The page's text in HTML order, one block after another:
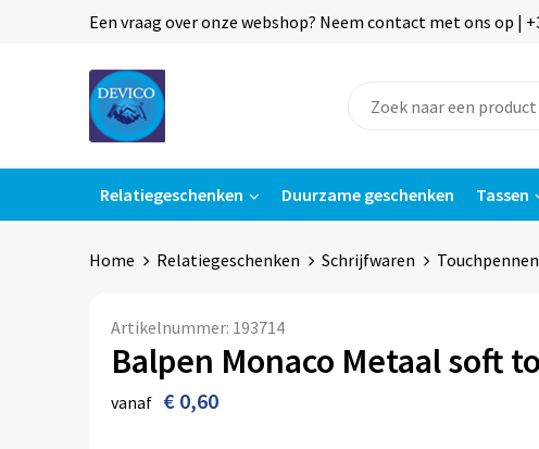
Een vraag over onze webshop? Neem contact met ons op |
Relatiegeschenken Duurzame geschenken Tassen
Home Relatiegeschenken Schrijfwaren Touchpennen
Artikelnummer: 193714
Balpen Monaco Metaal soft
vanaf € 0,60